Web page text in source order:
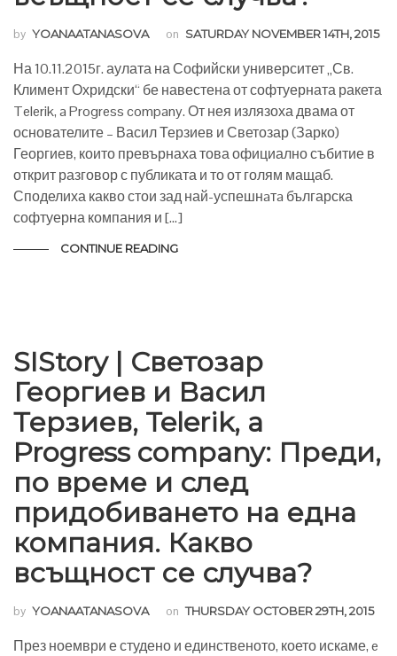
by YOANAATANASOVA on SATURDAY NOVEMBER 14TH, 2015
На 10.11.2015г. аулата на Софийски университет „Св.
Климент Охридски“ бе навестена от софтуерната ракета
Telerik, a Progress company. От нея излязоха двама от
основателите – Васил Терзиев и Светозар (Зарко)
Георгиев, които превърнаха това официално събитие в
открит разговор с публиката и то от голям мащаб.
Споделиха какво стои зад най-успешнaтa българска
софтуерна компания и […]
CONTINUE READING
SIStory | Светозар
Георгиев и Васил
Терзиев, Telerik, a
Progress company: Преди,
по време и след
придобиването на една
компания. Какво
всъщност се случва?
by YOANAATANASOVA on THURSDAY OCTOBER 29TH, 2015
През ноември е студено и единственото, което искаме, e